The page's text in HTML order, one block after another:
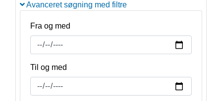
Avanceret søgning med filtre
Fra og med
Til og med